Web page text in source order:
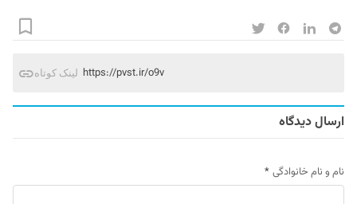
لینک کوتاه https://pvst.ir/o9v
ارسال دیدگاه
نام و نام خانوادگی *